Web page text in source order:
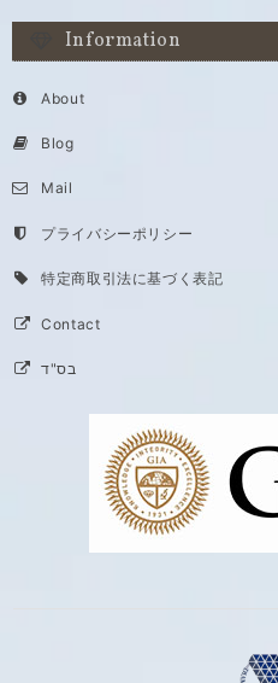
Information
About
Blog
Mail
プライバシーポリシー
特定商取引法に基づく表記
Contact
בס"ד